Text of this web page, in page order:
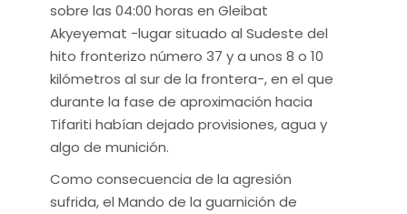
sobre las 04:00 horas en Gleibat
Akyeyemat -lugar situado al Sudeste del
hito fronterizo número 37 y a unos 8 o 10
kilómetros al sur de la frontera-, en el que
durante la fase de aproximación hacia
Tifariti habían dejado provisiones, agua y
algo de munición.
Como consecuencia de la agresión
sufrida, el Mando de la guarnición de